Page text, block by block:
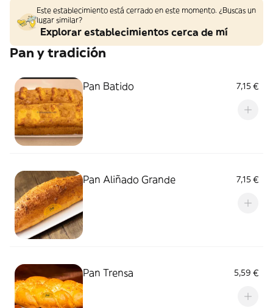
Este establecimiento está cerrado en este momento. ¿Buscas un
lugar similar?
Explorar establecimientos cerca de mí
Pan y tradición
Pan Batido 7,15 €
Pan Aliñado Grande 7,15 €
Pan Trensa 5,59 €